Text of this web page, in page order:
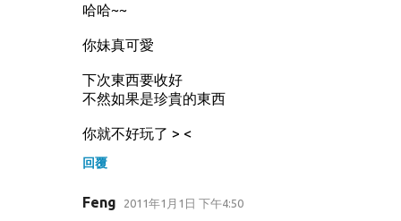
哈哈~~
你妹真可愛
下次東西要收好
不然如果是珍貴的東西
你就不好玩了 > <
回覆
Feng 2011年1月1日 下午4:50